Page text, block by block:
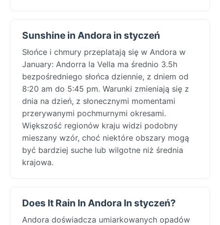
Sunshine in Andora in styczeń
Słońce i chmury przeplatają się w Andora w
January: Andorra la Vella ma średnio 3.5h
bezpośredniego słońca dziennie, z dniem od
8:20 am do 5:45 pm. Warunki zmieniają się z
dnia na dzień, z słonecznymi momentami
przerywanymi pochmurnymi okresami.
Większość regionów kraju widzi podobny
mieszany wzór, choć niektóre obszary mogą
być bardziej suche lub wilgotne niż średnia
krajowa.
Does It Rain In Andora In styczeń?
Andora doświadcza umiarkowanych opadów